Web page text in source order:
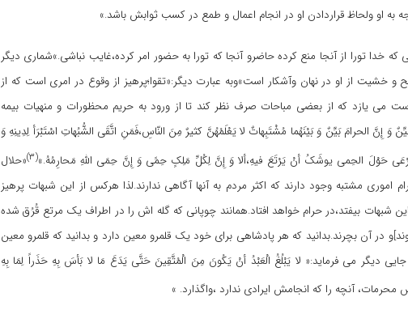
او ولحاظ قراردادن او در انجام اعمال و طمع در کسب ثوابش باشد.»
که خدا تورا از آنجا منع کرده حاضرو آنجا که تورا به حضور امر کرده،غایب نباشی.»شماری دیگر
و خشیت از او در نهان وآشکار است»وبه عبارت دیگر:«تقوا؛پرهیز از وقوع در امری است که از
می یازد که از بعضی مباحات صرف نظر کند تا از ورود به حریم محظورات و منهیات بیمه
إِنَّ الحرامَ بَیِّنٌ وَ بَیْنَهُما مُشْتَبِهاتٌ لا یَعْلَمُهُنَّ کثیرٌ مِنَ النّاسِ،فَمَنِ اتَّقَی الشُّبُهاتِ اسْتَبْرَأ لِدِینِهِ وَ
حَوْلَ الحِمی یوشَکُ أنْ یَرْتَعَ فیهِ،ألا وَ إِنَّ لِکُلِّ مَلِکٍ حِمًی وَ إِنَّ حِمَی اللهِ مَحارِمُهُ.»(۳)
«حلال
مشتبه وجود دارند که اکثر مردم به آنها آگاهی ندارند.لذا هرکس از این شبهات پرهیز
بیفتد،در حرام خواهد افتاد.همانند چوپانی که گله اش را در اطراف یک مرتع قُرُق شده
در آن بچرند.بدانید که هر پادشاهی برای خود یک قلمرو معین دارد و بدانید که قلمرو معین
دیگر می فرماید:« لا یَبْلُغُ الْعَبْدُ أنْ یَکُونَ مِنَ الْمُتَّقِینَ حَتَّی یَدَعَ مَا لا بَأسَ بِهِ حَذَراً لِمَا بِهِ
آنچه را که انجامش ایرادی ندارد ،واگذارد. »